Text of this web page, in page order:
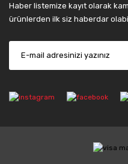
Haber listemize kayıt olarak
ürünlerden ilk siz haberdar